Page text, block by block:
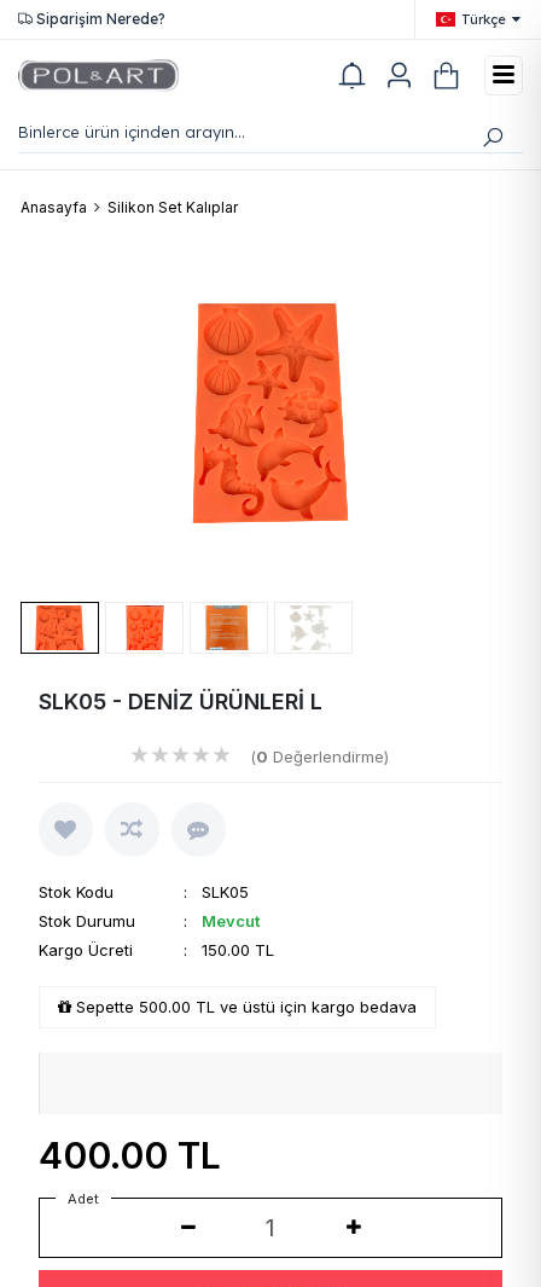
0545 125 36 85 Türkçe
Anasayfa Silikon Set Kalıplar
SLK05 - DENİZ ÜRÜNLERİ L
★★★★★ (0 Değerlendirme)
Stok Kodu
: SLK05
Stok Durumu
: Mevcut
Kargo Ücreti
: 150.00 TL
Sepette 500.00 TL ve üstü için kargo bedava
400.00 TL
Adet